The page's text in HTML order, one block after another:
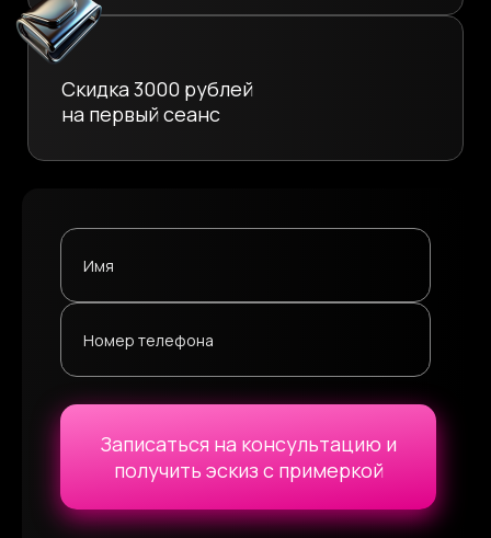
Скидка 3000 рублей
на первый сеанс
Имя
Номер телефона
Записаться на консультацию и
получить эскиз с примеркой